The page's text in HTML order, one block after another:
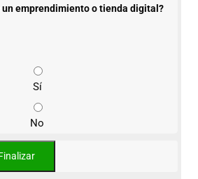
emprendimiento o tienda digital?
Sí
No